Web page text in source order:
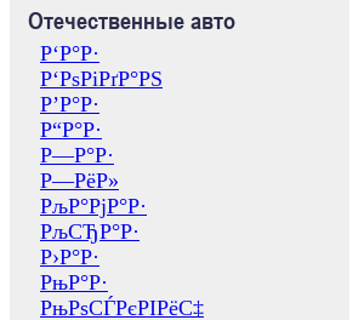
Отечественные авто
Р‘Р°Р·
Р‘РѕРіРґР°РЅ
Р’Р°Р·
Р“Р°Р·
Р—Р°Р·
Р—РёР»
РљР°РјР°Р·
РљСЂР°Р·
Р›Р°Р·
РњР°Р·
РњРѕСЃРєРІРёС‡